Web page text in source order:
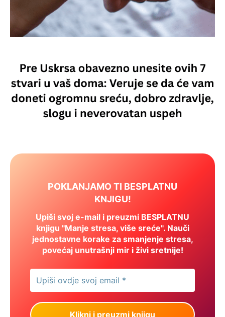
POKLANJAMO TI BESPLATNU
KNJIGU!
Upiši svoj e-mail i preuzmi BESPLATNU
knjigu "Manje stresa, više sreće". Nauči
jednostavne korake za smanjenje stresa,
povećaj unutrašnji mir i živi sretnije!